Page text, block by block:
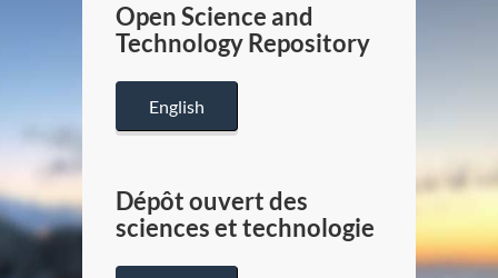
Canada
Open Science and
Technology Repository
English
Dépôt ouvert des
sciences et technologie